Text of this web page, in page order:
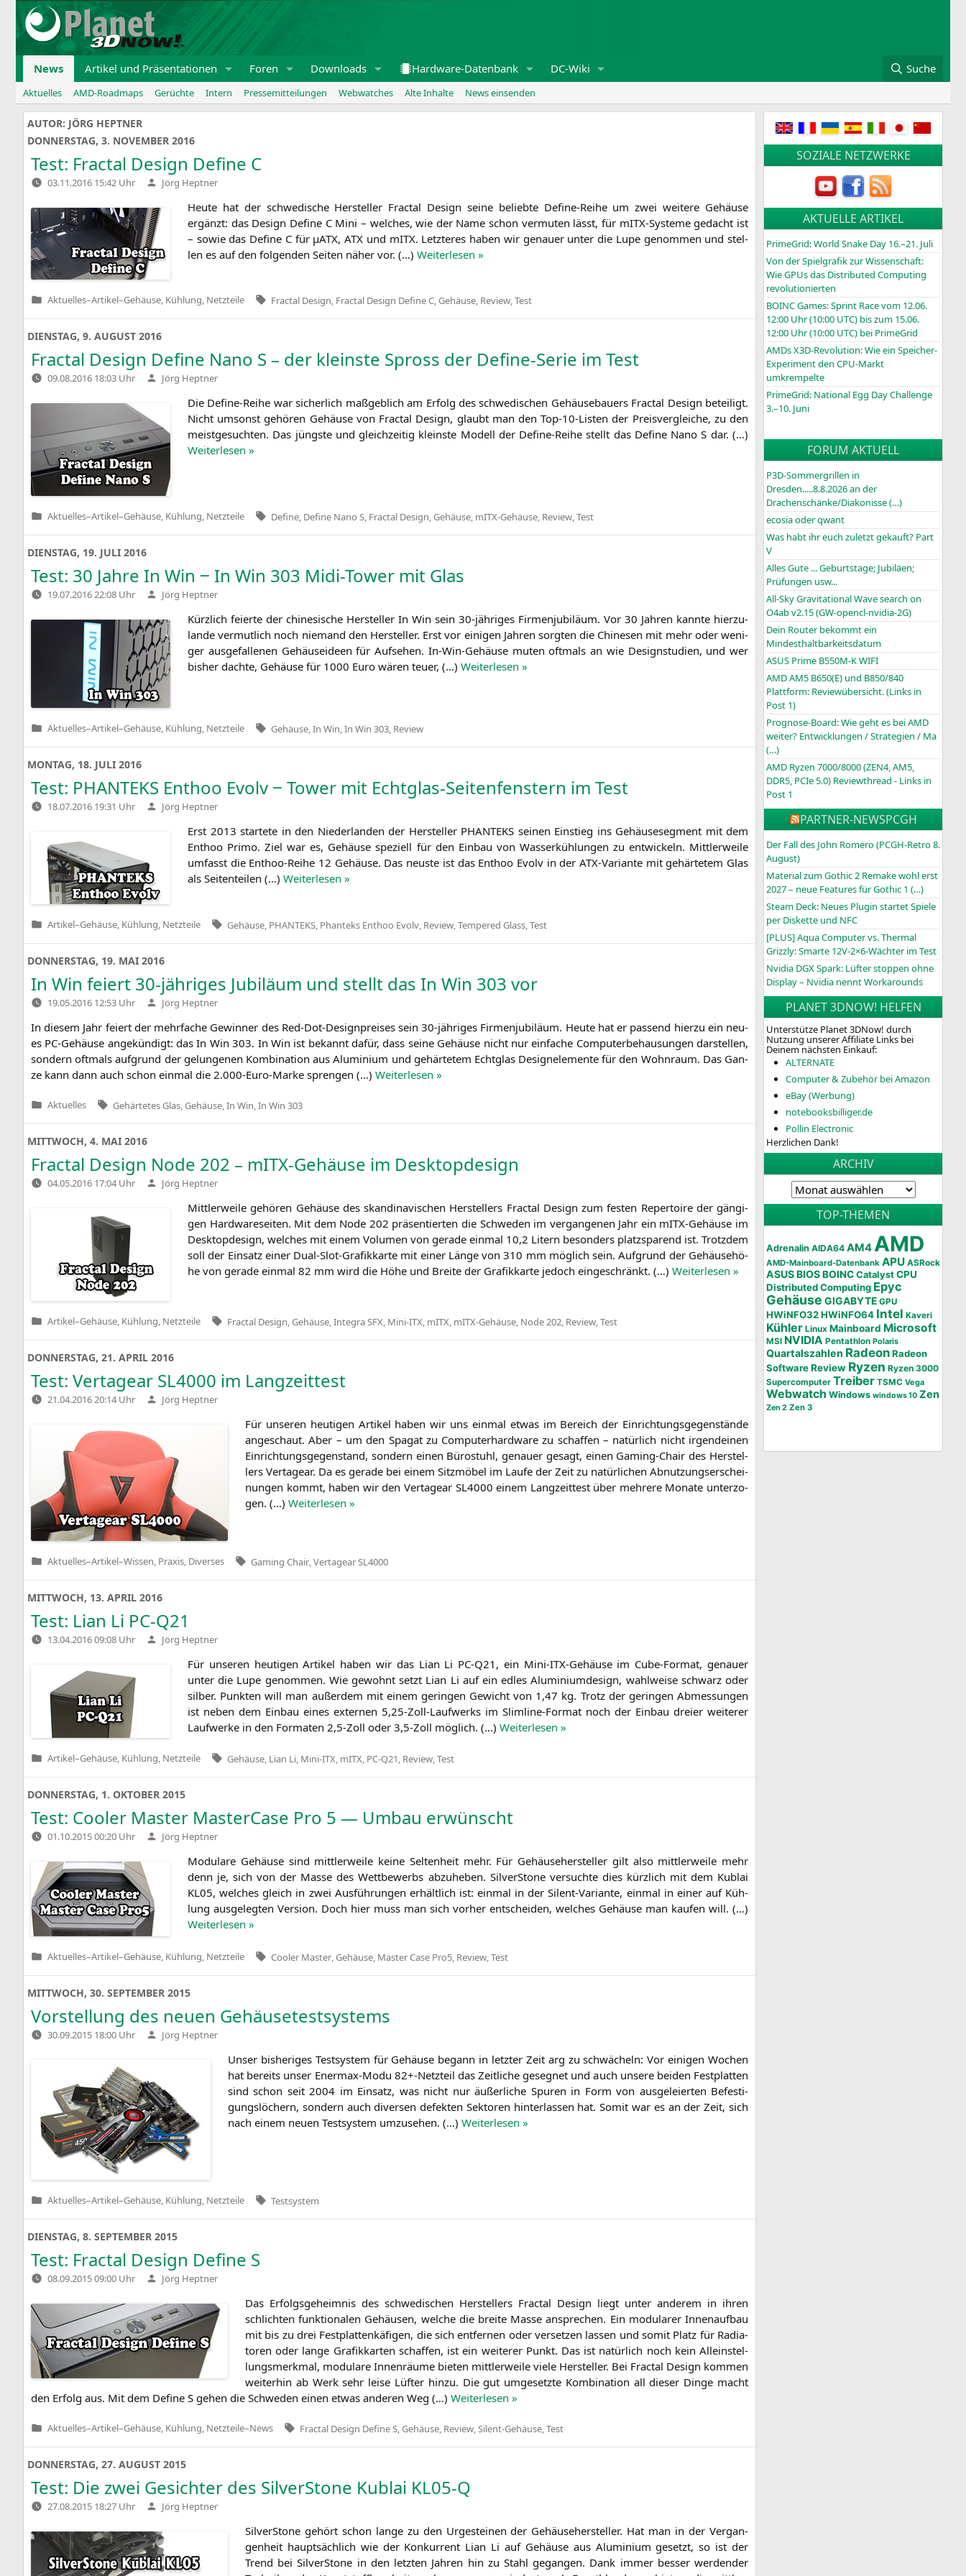
Zum
Inhalt
springen
News Artikel und Präsentationen Foren Downloads Hardware-Datenbank DC-Wiki Suche
Aktuelles AMD-Roadmaps Gerüchte Intern Pressemitteilungen Webwatches Alte Inhalte News einsenden
AUTOR: JÖRG HEPTNER
DONNERSTAG, 3. NOVEMBER 2016
Test: Fractal Design Define C
03.11.2016 15:42 Uhr Verfasst
von
Jörg Heptner
Heu­te hat der schwe­di­sche Her­stel­ler Frac­tal Design sei­ne belieb­te Defi­ne-Rei­he um zwei wei­te­re Gehäu­se
ergänzt: das Design Defi­ne C Mini – wel­ches, wie der Name schon ver­mu­ten lässt, für mITX-Sys­te­me gedacht ist
– sowie das Defi­ne C für µATX,ATX und mITX. Letz­te­res haben wir genau­er unter die Lupe genom­men und stel­
len es auf den fol­gen­den Sei­ten näher vor. (…) Wei­ter­le­sen »
Veröffentlicht
Aktuelles–Artikel–Gehäuse, Kühlung, Netzteile Tags:
Fractal Design Fractal Design Define C Gehäuse Review Test
DIENSTAG, 9. AUGUST 2016
Fractal Design Define Nano S – der kleinste Spross der Define-Serie im Test
09.08.2016 18:03 Uhr Verfasst
von
Jörg Heptner
Die Defi­ne-Rei­he war sicher­lich maß­geb­lich am Erfolg des schwe­di­schen Gehäu­se­bau­ers Frac­tal Design betei­ligt.
Nicht umsonst gehö­ren Gehäu­se von Frac­tal Design, glaubt man den Top-10-Lis­ten der Preis­ver­glei­che, zu den
meist­ge­such­ten. Das jüngs­te und gleich­zei­tig kleins­te Modell der Defi­ne-Rei­he stellt das Defi­ne Nano S dar. (…)
Wei­ter­le­sen »
Veröffentlicht
Aktuelles–Artikel–Gehäuse, Kühlung, Netzteile Tags:
Define Define Nano S Fractal Design Gehäuse mITX-Gehäuse Review Test
DIENSTAG, 19. JULI 2016
Test: 30 Jahre In Win ‒ In Win 303 Midi-Tower mit Glas
19.07.2016 22:08 Uhr Verfasst
von
Jörg Heptner
Kürz­lich fei­er­te der chi­ne­si­sche Her­stel­ler In Win sein 30-jäh­ri­ges Fir­men­ju­bi­lä­um. Vor 30 Jah­ren kann­te hier­zu­
lan­de ver­mut­lich noch nie­mand den Her­stel­ler. Erst vor eini­gen Jah­ren sorg­ten die Chi­ne­sen mit mehr oder weni­
ger aus­ge­fal­le­nen Gehäu­se­ideen für Auf­se­hen. In-Win-Gehäu­se muten oft­mals an wie Design­stu­di­en, und wer
bis­her dach­te, Gehäu­se für 1000 Euro wären teu­er, (…) Wei­ter­le­sen »
Veröffentlicht
Aktuelles–Artikel–Gehäuse, Kühlung, Netzteile Tags:
Gehäuse In Win In Win 303 Review
MONTAG, 18. JULI 2016
Test: PHANTEKS Enthoo Evolv ‒ Tower mit Echtglas-Seitenfenstern im Test
18.07.2016 19:31 Uhr Verfasst
von
Jörg Heptner
Erst 2013 star­te­te in den Nie­der­lan­den der Her­stel­ler PHANTEKS sei­nen Ein­stieg ins Gehäu­se­seg­ment mit dem
Enthoo Pri­mo. Ziel war es, Gehäu­se spe­zi­ell für den Ein­bau von Was­ser­küh­lun­gen zu ent­wi­ckeln. Mitt­ler­wei­le
umfasst die Enthoo-Rei­he 12 Gehäu­se. Das neus­te ist das Enthoo Evolv in der ATX-Vari­an­te mit gehär­te­tem Glas
als Sei­ten­tei­len (…) Wei­ter­le­sen »
Veröffentlicht
Artikel–Gehäuse, Kühlung, Netzteile Tags:
Gehäuse PHANTEKS Phanteks Enthoo Evolv Review Tempered Glass Test
DONNERSTAG, 19. MAI 2016
In Win feiert 30-jähriges Jubiläum und stellt das In Win 303 vor
19.05.2016 12:53 Uhr Verfasst
von
Jörg Heptner
In die­sem Jahr fei­ert der mehr­fa­che Gewin­ner des Red-Dot-Design­prei­ses sein 30-jäh­ri­ges Fir­men­ju­bi­lä­um. Heu­te hat er pas­send hier­zu ein neu­
es PC-Gehäu­se ange­kün­digt: das In Win 303. In Win ist bekannt dafür, dass sei­ne Gehäu­se nicht nur ein­fa­che Com­pu­ter­be­hau­sun­gen dar­stel­len,
son­dern oft­mals auf­grund der gelun­ge­nen Kom­bi­na­ti­on aus Alu­mi­ni­um und gehär­te­tem Echt­glas Design­ele­men­te für den Wohn­raum. Das Gan­
ze kann dann auch schon ein­mal die 2.000-Euro-Marke spren­gen (…) Wei­ter­le­sen »
Veröffentlicht
Aktuelles Tags:
Gehärtetes Glas Gehäuse In Win In Win 303
MITTWOCH, 4. MAI 2016
Fractal Design Node 202 – mITX-Gehäuse im Desktopdesign
04.05.2016 17:04 Uhr Verfasst
von
Jörg Heptner
Mitt­ler­wei­le gehö­ren Gehäu­se des skan­di­na­vi­schen Her­stel­lers Frac­tal Design zum fes­ten Reper­toire der gän­gi­
gen Hard­ware­sei­ten. Mit dem Node 202 prä­sen­tier­ten die Schwe­den im ver­gan­ge­nen Jahr ein mITX-Gehäu­se im
Desk­top­de­sign, wel­ches mit einem Volu­men von gera­de ein­mal 10,2 Litern beson­ders platz­spa­rend ist. Trotz­dem
soll der Ein­satz einer Dual-Slot-Gra­fik­kar­te mit einer Län­ge von 310 mm mög­lich sein. Auf­grund der Gehäu­se­hö­
he von gera­de ein­mal 82 mm wird die Höhe und Brei­te der Gra­fik­kar­te jedoch ein­ge­schränkt. (…) Wei­ter­le­sen »
Veröffentlicht
Artikel–Gehäuse, Kühlung, Netzteile Tags:
Fractal Design Gehäuse Integra SFX Mini-ITX mITX mITX-Gehäuse Node 202 Review Test
DONNERSTAG, 21. APRIL 2016
Test: Vertagear SL4000 im Langzeittest
21.04.2016 20:14 Uhr Verfasst
von
Jörg Heptner
Für unse­ren heu­ti­gen Arti­kel haben wir uns ein­mal etwas im Bereich der Ein­rich­tungs­ge­gen­stän­de
ange­schaut. Aber – um den Spa­gat zu Com­pu­ter­hard­ware zu schaf­fen – natür­lich nicht irgend­ei­nen
Ein­rich­tungs­ge­gen­stand, son­dern einen Büro­stuhl, genau­er gesagt, einen Gam­ing-Chair des Her­stel­
lers Ver­ta­gear. Da es gera­de bei einem Sitz­mö­bel im Lau­fe der Zeit zu natür­li­chen Abnut­zungs­er­schei­
nun­gen kommt, haben wir den Ver­ta­gear SL4000 einem Lang­zeit­test über meh­re­re Mona­te unter­zo­
gen. (…) Wei­ter­le­sen »
Veröffentlicht
Aktuelles–Artikel–Wissen, Praxis, Diverses Tags:
Gaming Chair Vertagear SL4000
MITTWOCH, 13. APRIL 2016
Test: Lian Li PC-Q21
13.04.2016 09:08 Uhr Verfasst
von
Jörg Heptner
Für unse­ren heu­ti­gen Arti­kel haben wir das Lian Li PC-Q21 , ein Mini-ITX-Gehäu­se im Cube-For­mat, genau­er
unter die Lupe genom­men. Wie gewohnt setzt Lian Li auf ein edles Alu­mi­ni­um­de­sign, wahl­wei­se schwarz oder
sil­ber. Punk­ten will man außer­dem mit einem gerin­gen Gewicht von 1,47 kg. Trotz der gerin­gen Abmes­sun­gen
ist neben dem Ein­bau eines exter­nen 5,25-Zoll-Laufwerks im Slim­li­ne-For­mat noch der Ein­bau drei­er wei­te­rer
Lauf­wer­ke in den For­ma­ten 2,5‑Zoll oder 3,5‑Zoll mög­lich. (…) Wei­ter­le­sen »
Veröffentlicht
Artikel–Gehäuse, Kühlung, Netzteile Tags:
Gehäuse Lian Li Mini-ITX mITX PC-Q21 Review Test
DONNERSTAG, 1. OKTOBER 2015
Test: Cooler Master MasterCase Pro 5 — Umbau erwünscht
01.10.2015 00:20 Uhr Verfasst
von
Jörg Heptner
Modu­la­re Gehäu­se sind mitt­ler­wei­le kei­ne Sel­ten­heit mehr. Für Gehäu­se­her­stel­ler gilt also mitt­ler­wei­le mehr
denn je, sich von der Mas­se des Wett­be­werbs abzu­he­ben. Sil­ver­Stone ver­such­te dies kürz­lich mit dem Kub­lai
KL05, wel­ches gleich in zwei Aus­füh­run­gen erhält­lich ist: ein­mal in der Silent-Vari­an­te, ein­mal in einer auf Küh­
lung aus­ge­leg­ten Ver­si­on. Doch hier muss man sich vor­her ent­schei­den, wel­ches Gehäu­se man kau­fen will. (…)
Wei­ter­le­sen »
Veröffentlicht
Aktuelles–Artikel–Gehäuse, Kühlung, Netzteile Tags:
Cooler Master Gehäuse Master Case Pro5 Review Test
MITTWOCH, 30. SEPTEMBER 2015
Vorstellung des neuen Gehäusetestsystems
30.09.2015 18:00 Uhr Verfasst
von
Jörg Heptner
Unser bis­he­ri­ges Test­sys­tem für Gehäu­se begann in letz­ter Zeit arg zu schwä­cheln: Vor eini­gen Wochen
hat bereits unser Ener­max-Modu 82+-Netzteil das Zeit­li­che geseg­net und auch unse­re bei­den Fest­plat­ten
sind schon seit 2004 im Ein­satz, was nicht nur äußer­li­che Spu­ren in Form von aus­ge­lei­er­ten Befes­ti­
gungs­lö­chern, son­dern auch diver­sen defek­ten Sek­to­ren hin­ter­las­sen hat. Somit war es an der Zeit, sich
nach einem neu­en Test­sys­tem umzu­se­hen. (…) Wei­ter­le­sen »
Veröffentlicht
Aktuelles–Artikel–Gehäuse, Kühlung, Netzteile Tags:
Testsystem
DIENSTAG, 8. SEPTEMBER 2015
Test: Fractal Design Define S
08.09.2015 09:00 Uhr Verfasst
von
Jörg Heptner
Das Erfolgs­ge­heim­nis des schwe­di­schen Her­stel­lers Frac­tal Design liegt unter ande­rem in ihren
schlich­ten funk­tio­na­len Gehäu­sen, wel­che die brei­te Mas­se anspre­chen. Ein modu­la­rer Innen­auf­bau
mit bis zu drei Fest­plat­ten­kä­fi­gen, die sich ent­fer­nen oder ver­set­zen las­sen und somit Platz für Radia­
to­ren oder lan­ge Gra­fik­kar­ten schaf­fen, ist ein wei­te­rer Punkt. Das ist natür­lich noch kein Allein­stel­
lungs­merk­mal, modu­la­re Innen­räu­me bie­ten mitt­ler­wei­le vie­le Her­stel­ler. Bei Frac­tal Design kom­men
wei­ter­hin ab Werk sehr lei­se Lüf­ter hin­zu. Die gut umge­setz­te Kom­bi­na­ti­on all die­ser Din­ge macht
den Erfolg aus. Mit dem Defi­ne S gehen die Schwe­den einen etwas ande­ren Weg (…) Wei­ter­le­sen »
Veröffentlicht
Aktuelles–Artikel–Gehäuse, Kühlung, Netzteile–News Tags:
Fractal Design Define S Gehäuse Review Silent-Gehäuse Test
DONNERSTAG, 27. AUGUST 2015
Test: Die zwei Gesichter des SilverStone Kublai KL05‑Q
27.08.2015 18:27 Uhr Verfasst
von
Jörg Heptner
Sil­ver­Stone gehört schon lan­ge zu den Urge­stei­nen der Gehäu­se­her­stel­ler. Hat man in der Ver­gan­
gen­heit haupt­säch­lich wie der Kon­kur­rent Lian Li auf Gehäu­se aus Alu­mi­ni­um gesetzt, so ist der
Trend bei Sil­ver­Stone in den letz­ten Jah­ren hin zu Stahl gegan­gen. Dank immer bes­ser wer­den­der
SOZIALE NETZWERKE
AKTUELLE ARTIKEL
PrimeGrid: World Snake Day 16.–21. Juli
Von der Spielgrafik zur Wissenschaft:
Wie GPUs das Distributed Computing
revolutionierten
BOINCGames: Sprint Race vom 12.06.
12:00 Uhr (10:00 UTC) bis zum 15.06.
12:00 Uhr (10:00 UTC) bei PrimeGrid
AMDs X3D-Revolution: Wie ein Speicher-
Experiment den CPU-Markt
umkrempelte
PrimeGrid: National Egg Day Challenge
3.–10. Juni
FORUM AKTUELL
P3D-Sommergrillen in
Dresden.....8.8.2026 an der
Drachenschänke/Diakonisse (…)
ecosia oder qwant
Was habt ihr euch zuletzt gekauft? Part
V
Alles Gute ... Geburtstage; Jubiläen;
Prüfungen usw...
All-Sky Gravitational Wave search on
O4ab v2.15 (GW-opencl-nvidia-2G)
Dein Router bekommt ein
Mindesthaltbarkeitsdatum
ASUS Prime B550M-K WIFI
AMD AM5 B650(E) und B850/840
Plattform: Reviewübersicht. (Links in
Post 1)
Prognose-Board: Wie geht es bei AMD
weiter? Entwicklungen / Strategien / Ma
(…)
AMD Ryzen 7000/8000 (ZEN4, AM5,
DDR5, PCIe 5.0) Reviewthread - Links in
Post 1
PARTNER-NEWSPCGH
Der Fall des John Romero (PCGH-Retro 8.
August)
Material zum Gothic 2 Remake wohl erst
2027 – neue Features für Gothic 1 (…)
Steam Deck: Neues Plugin startet Spiele
per Diskette und NFC
[PLUS] Aqua Computer vs. Thermal
Grizzly: Smarte 12V-2×6-Wächter im Test
Nvidia DGX Spark: Lüfter stoppen ohne
Display – Nvidia nennt Workarounds
PLANET 3DNOW! HELFEN
Unterstütze Planet 3DNow! durch
Nutzung unserer Affiliate Links bei
Deinem nächsten Einkauf:
ALTERNATE
Computer & Zubehör bei Amazon
eBay (Werbung)
notebooksbilliger.de
Pollin Electronic
Herzlichen Dank!
ARCHIV
TOP-THEMEN
Adrenalin AIDA64 AM4AMD
AMD-Mainboard-Datenbank APU ASRock
ASUSBIOSBOINC Catalyst CPU
Distributed Computing Epyc
Gehäuse GIGABYTE GPU
HWiNFO32HWiNFO64 Intel Kaveri
Kühler Linux Mainboard Microsoft
MSI NVIDIA Pentathlon Polaris
Quartalszahlen RadeonRadeon
SoftwareReview Ryzen Ryzen 3000
Supercomputer Treiber TSMC Vega
Webwatch Windows windows 10 Zen
Zen 2 Zen 3